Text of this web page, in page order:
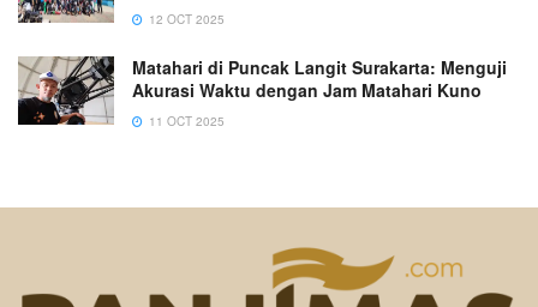
12 OCT 2025
Matahari di Puncak Langit Surakarta: Menguji
Akurasi Waktu dengan Jam Matahari Kuno
11 OCT 2025